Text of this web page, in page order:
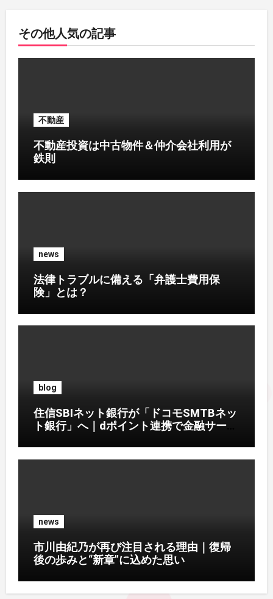
その他人気の記事
不動産
不動産投資は中古物件＆仲介会社利用が
鉄則
news
法律トラブルに備える「弁護士費用保
険」とは？
blog
住信SBIネット銀行が「ドコモSMTBネッ
ト銀行」へ｜dポイント連携で金融サービ
news
市川由紀乃が再び注目される理由｜復帰
後の歩みと“新章”に込めた思い